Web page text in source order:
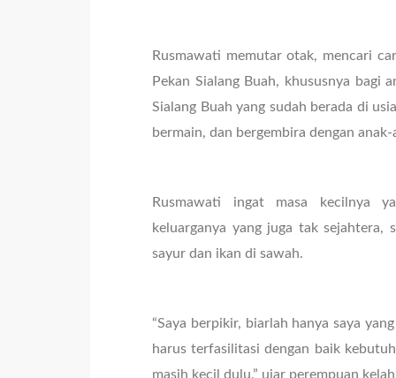
Rusmawati memutar otak, mencari
Pekan Sialang Buah, khususnya bagi
Sialang Buah yang sudah berada di
bermain, dan bergembira dengan anak-
Rusmawati ingat masa kecilnya
keluarganya yang juga tak sejahtera,
sayur dan ikan di sawah.
“Saya berpikir, biarlah hanya saya
harus terfasilitasi dengan baik
masih kecil dulu,” ujar perempuan